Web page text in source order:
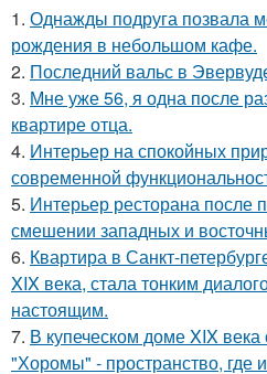
1. Однажды подруга позвала
рождения в небольшом кафе.
2. Последний вальс в
3. Мне уже 56, я одна после
квартире отца.
4. Интерьер на спокойных
современной
5. Интерьер ресторана после
смешении западных и
6. Квартира в Санкт-
XIX века, стала тонким
настоящим.
7. В купеческом доме XIX века
"Хоромы" - пространство, где